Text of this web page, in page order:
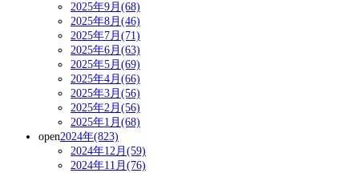
2025年9月(68)
2025年8月(46)
2025年7月(71)
2025年6月(63)
2025年5月(69)
2025年4月(66)
2025年3月(56)
2025年2月(56)
2025年1月(68)
open2024年(823)
2024年12月(59)
2024年11月(76)